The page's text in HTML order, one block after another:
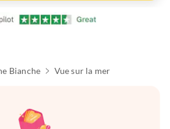
Bianche Vue sur la mer